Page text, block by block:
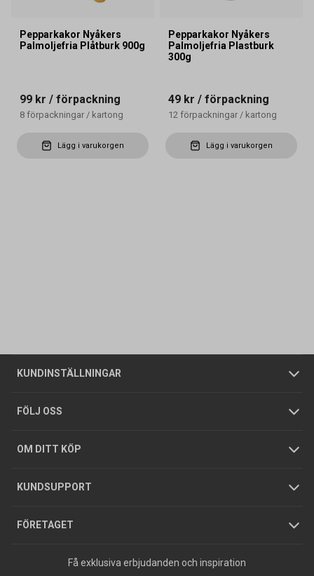
Pepparkakor Nyåkers
Palmoljefria Plåtburk 900g
99 kr / förpackning
8 förpackningar / kartong
Lägg i varukorgen
Pepparkakor Nyåkers
Palmoljefria Plastburk
300g
49 kr / förpackning
12 förpackningar / kartong
Lägg i varukorgen
KUNDINSTÄLLNINGAR
Företagskund / Privatkund
FÖLJ OSS
OM DITT KÖP
Allmänna försäljningsvillkor
Integritetspolicy
GDPR
KUNDSUPPORT
Butiker
Foldrar och kataloger
Köpguider
Varumärken
FÖRETAGET
Om oss
Tjänster
Hållbarhet
Jobba hos oss
Press
Få exklusiva erbjudanden och inspiration